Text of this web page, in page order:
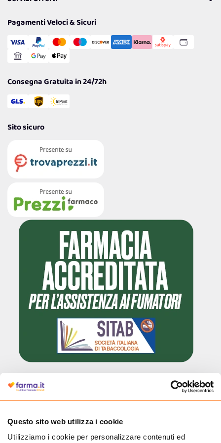
Questo sito web utilizza i cookie
Utilizziamo i cookie per personalizzare contenuti ed
Politiche per la parità di genere
Cookie Policy
Gestisci Cookie
Reso Facile e Veloce
Pagamenti Veloci & Sicuri
Consegna Gratuita in 24/72h
Sito sicuro
autorizzata dal Ministero della Salute a effettuare la vendita online di